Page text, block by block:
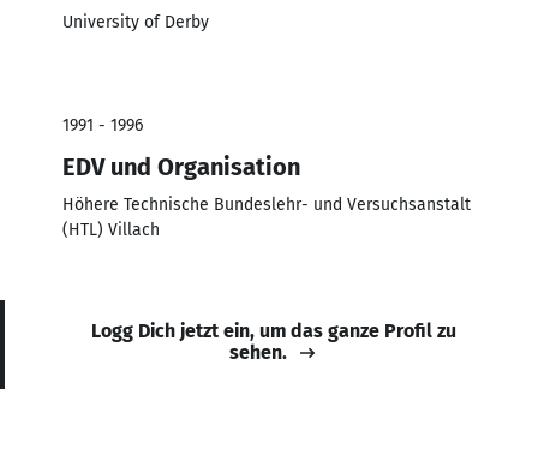
University of Derby
1991 - 1996
EDV und Organisation
Höhere Technische Bundeslehr- und Versuchsanstalt
(HTL) Villach
Logg Dich jetzt ein, um das ganze Profil zu
sehen.